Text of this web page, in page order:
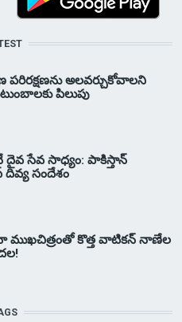
పరిరక్షణను అలవర్చుకోవాలని
పిలుపు
దైవ సేవ సాధ్యం: పాకిస్తాన్‌
దివ్య సందేశం
కొత్త వాటికన్ నాణేల